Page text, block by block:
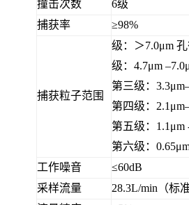
撞击次数
6级
捕获率
≥98%
捕获粒子范围
级：＞7.0μm
级：4.7μm
第三级：
第四级：
第五级： 1.1μm
第六级：
工作噪音
≤60dB
采样流量
28.3L/min （标